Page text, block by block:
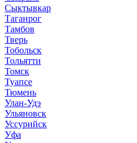
Сыктывкар
Таганрог
Тамбов
Тверь
Тобольск
Тольятти
Томск
Туапсе
Тюмень
Улан-Удэ
Ульяновск
Уссурийск
Уфа